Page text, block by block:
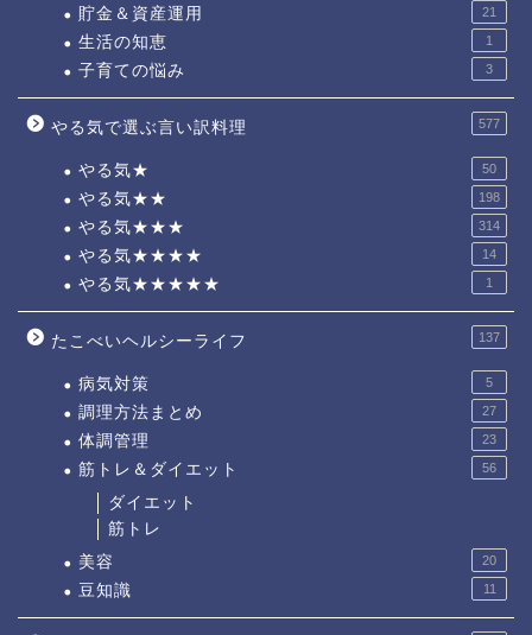
貯金＆資産運用
21
生活の知恵 1
子育ての悩み 3
やる気で選ぶ言い訳料理 577
やる気★ 50
やる気★★ 198
やる気★★★ 314
やる気★★★★ 14
やる気★★★★★ 1
たこべいヘルシーライフ 137
病気対策 5
調理方法まとめ 27
体調管理 23
筋トレ＆ダイエット 56
ダイエット
筋トレ
美容
20
豆知識 11